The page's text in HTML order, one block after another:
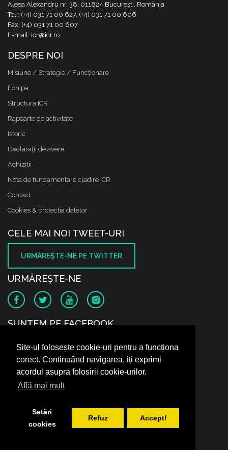
Site-ul folosește cookie-uri pentru a funcționa
corect. Continuând navigarea, iți exprimi
acordul asupra folosirii cookie-urilor.
Află mai mult
Setări
cookies
Refuz Accept!
Aleea Alexandru nr. 38, 011824 București, România
Tel.: (+4) 031 71 00 627, (+4) 031 71 00 606
Fax: (+4) 031 71 00 607
E-mail: icr@icr.ro
DESPRE NOI
Misiune / Strategie / Funcţionare
Echipa
Structura ICR
Rapoarte de activitate
Istoric
Declaraţii de avere
Achizitii
Nota de fundamentare cladire ICR
Contact
Cookies & protectia datelor
CELE MAI NOI TWEET-URI
URMĂREŞTE-NE PE TWITTER
URMĂREŞTE-NE
SUNTEM PE FACEBOOK